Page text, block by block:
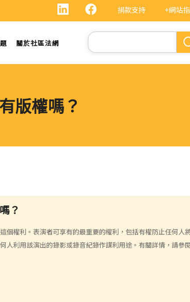
捐款支持 +網站
關於社區法網
Search
版權嗎？
？
個權利。表演者可享有的最重要的權利，包括有權防止任何人
人利用該演出的錄影或錄音紀錄作謀利用途。有關詳情，請參